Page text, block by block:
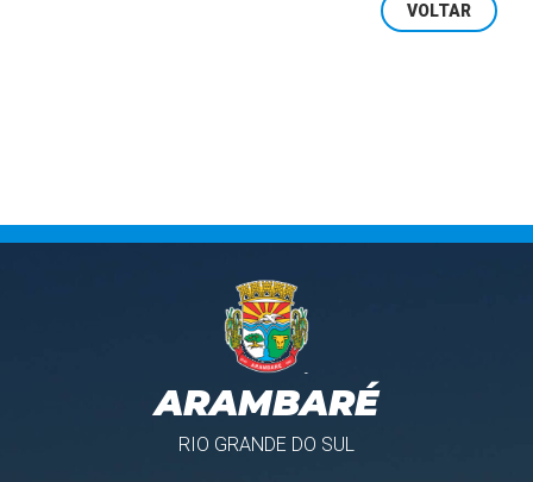
VOLTAR
ARAMBARÉ
RIO GRANDE DO SUL